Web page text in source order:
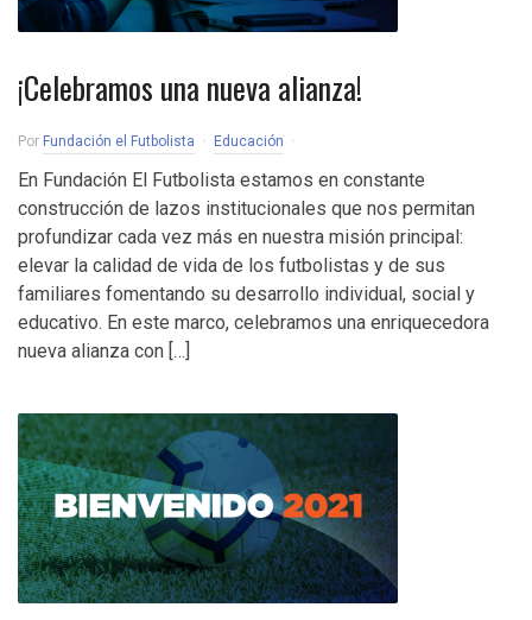
¡Celebramos una nueva alianza!
Por Fundación el Futbolista Educación
En Fundación El Futbolista estamos en constante
construcción de lazos institucionales que nos permitan
profundizar cada vez más en nuestra misión principal:
elevar la calidad de vida de los futbolistas y de sus
familiares fomentando su desarrollo individual, social y
educativo. En este marco, celebramos una enriquecedora
nueva alianza con […]